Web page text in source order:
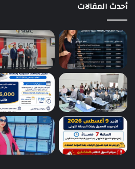
أحدث المقالات